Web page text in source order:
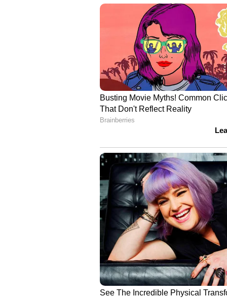
ദാസിന്‍റെ വീടിന് തീവെച്ചു എന്ന
എന്നതാണ് യാഥാര്‍ഥ്യം.
ഇന്ത്യാ ടുഡേ
കാണാം. ലിറ്റണ്‍ ദാസിന്‍റെ
ചെയ്യപ്പെടുന്ന അതേ വീഡിയോ ഈ
നിഗമനം
ബംഗ്ലാദേശ് ക്രിക്കറ്റര്‍ ലിറ്റണ്‍
മഷ്റഫെ മൊർതാസയുടെ വീടിന്
വീഡിയോയാണ് ലിറ്റണിന്‍റെ
സാമൂഹ്യമാധ്യമങ്ങളില്‍